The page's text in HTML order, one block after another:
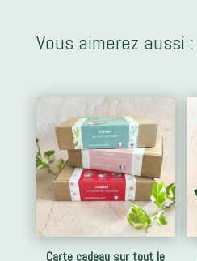
Vous aimerez aussi :
Carte cadeau sur tout le